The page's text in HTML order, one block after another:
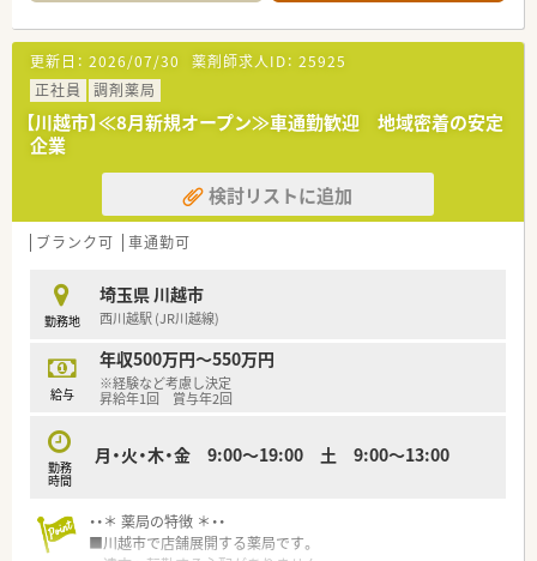
更新日： 2026/07/30 薬剤師求人ID： 25925
正社員
調剤薬局
【川越市】≪8月新規オープン≫車通勤歓迎 地域密着の安定
企業
検討リストに追加
ブランク可 車通勤可
勤務地
埼玉県 川越市
西川越駅 (JR川越線)
給与
年収500万円～550万円
※経験など考慮し決定
昇給年1回 賞与年2回
勤務
時間
月・火・木・金 9:00～19:00 土 9:00～13:00
・・＊ 薬局の特徴 ＊・・
■川越市で店舗展開する薬局です。